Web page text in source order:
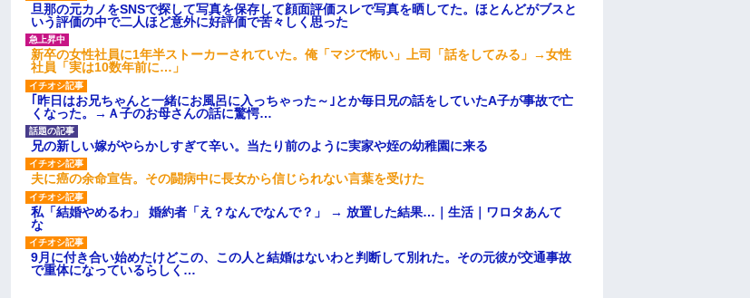
旦那の元カノをSNSで探して写真を保存して顔面評価スレで写真を晒してた。ほとんどがブスと
いう評価の中で二人ほど意外に好評価で苦々しく思った
新卒の女性社員に1年半ストーカーされていた。俺「マジで怖い」上司「話をしてみる」→女性
社員「実は10数年前に…」
｢昨日はお兄ちゃんと一緒にお風呂に入っちゃった～｣とか毎日兄の話をしていたA子が事故で亡
くなった。→Ａ子のお母さんの話に驚愕…
兄の新しい嫁がやらかしすぎて辛い。当たり前のように実家や姪の幼稚園に来る
夫に癌の余命宣告。その闘病中に長女から信じられない言葉を受けた
私「結婚やめるわ」 婚約者「え？なんでなんで？」 → 放置した結果…｜生活｜ワロタあんて
な
9月に付き合い始めたけどこの、この人と結婚はないわと判断して別れた。その元彼が交通事故
で重体になっているらしく…